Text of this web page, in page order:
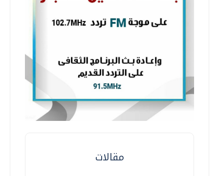
مقالات